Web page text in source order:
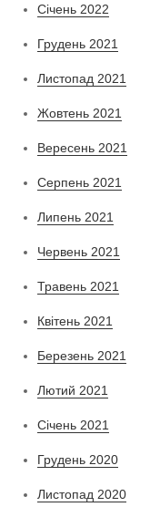
Січень 2022
Грудень 2021
Листопад 2021
Жовтень 2021
Вересень 2021
Серпень 2021
Липень 2021
Червень 2021
Травень 2021
Квітень 2021
Березень 2021
Лютий 2021
Січень 2021
Грудень 2020
Листопад 2020